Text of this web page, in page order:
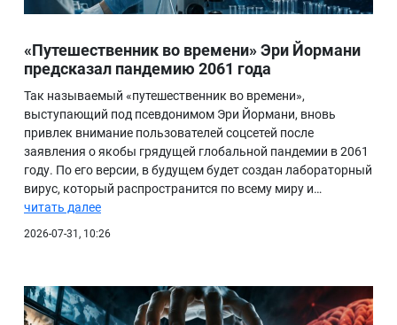
«Путешественник во времени» Эри Йормани
предсказал пандемию 2061 года
Так называемый «путешественник во времени»,
выступающий под псевдонимом Эри Йормани, вновь
привлек внимание пользователей соцсетей после
заявления о якобы грядущей глобальной пандемии в 2061
году. По его версии, в будущем будет создан лабораторный
вирус, который распространится по всему миру и…
читать далее
2026-07-31, 10:26